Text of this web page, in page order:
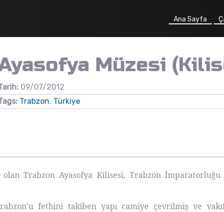
Ana Sayfa
Müzesi
09/07/2012
Trabzon, Türkiye
Trabzon Ayasofya Kilisesi, Trabzon
fethini takiben yapı camiye çevrilmiş ve